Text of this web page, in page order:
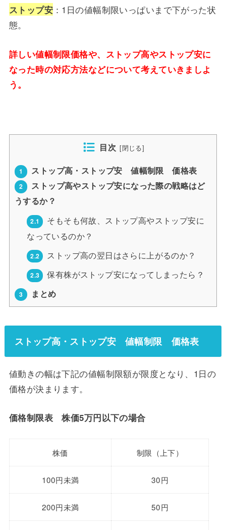
ストップ安 ：1日の値幅制限いっぱいまで下がった状
態。
詳しい値幅制限価格や、ストップ高やストップ安に
なった時の対応方法などについて考えていきましよ
う。
目次 [閉じる]
1 ストップ高・ストップ安 値幅制限 価格表
2
ストップ高やストップ安になった際の戦略はど
うするか？
2.1
そもそも何故、ストップ高やストップ安に
なっているのか？
2.2 ストップ高の翌日はさらに上がるのか？
2.3 保有株がストップ安になってしまったら？
3 まとめ
ストップ高・ストップ安 値幅制限 価格表
値動きの幅は下記の値幅制限額が限度となり、1日の
価格が決まります。
価格制限表 株価5万円以下の場合
株価 制限（上下）
100円未満 30円
200円未満 50円